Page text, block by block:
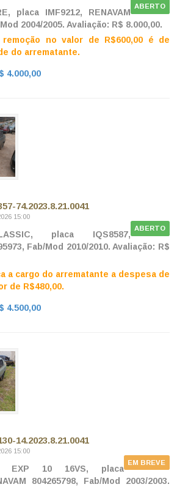
ABERTO
placa IMF9212, RENAVAM
2004/2005. Avaliação: R$ 8.000,00.
remoção no valor de R$600,00 é de
do arrematante.
4.000,00
74.2023.8.21.0041
15:00
ABERTO
placa IQS8587,
Fab/Mod 2010/2010. Avaliação: R$
a cargo do arrematante a despesa de
de R$480,00.
4.500,00
14.2023.8.21.0041
15:00
EM BREVE
EXP 10 16VS, placa
804265798, Fab/Mod 2003/2003.